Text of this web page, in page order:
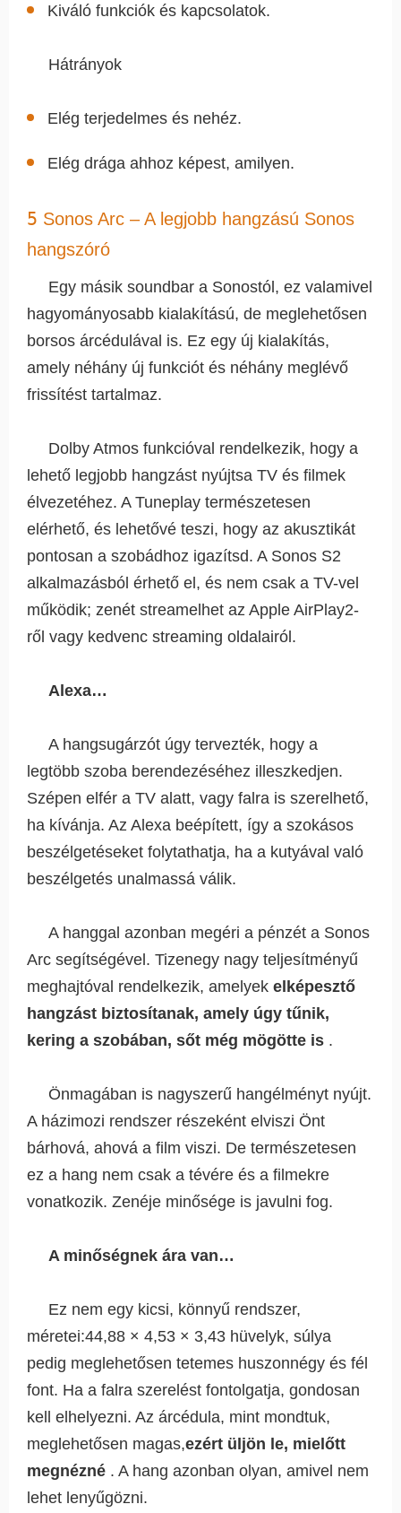
Kiváló funkciók és kapcsolatok.
Hátrányok
Elég terjedelmes és nehéz.
Elég drága ahhoz képest, amilyen.
5 Sonos Arc – A legjobb hangzású Sonos
hangszóró
Egy másik soundbar a Sonostól, ez valamivel
hagyományosabb kialakítású, de meglehetősen
borsos árcédulával is. Ez egy új kialakítás,
amely néhány új funkciót és néhány meglévő
frissítést tartalmaz.
Dolby Atmos funkcióval rendelkezik, hogy a
lehető legjobb hangzást nyújtsa TV és filmek
élvezetéhez. A Tuneplay természetesen
elérhető, és lehetővé teszi, hogy az akusztikát
pontosan a szobádhoz igazítsd. A Sonos S2
alkalmazásból érhető el, és nem csak a TV-vel
működik; zenét streamelhet az Apple AirPlay2-
ről vagy kedvenc streaming oldalairól.
Alexa…
A hangsugárzót úgy tervezték, hogy a
legtöbb szoba berendezéséhez illeszkedjen.
Szépen elfér a TV alatt, vagy falra is szerelhető,
ha kívánja. Az Alexa beépített, így a szokásos
beszélgetéseket folytathatja, ha a kutyával való
beszélgetés unalmassá válik.
A hanggal azonban megéri a pénzét a Sonos
Arc segítségével. Tizenegy nagy teljesítményű
meghajtóval rendelkezik, amelyek elképesztő
hangzást biztosítanak, amely úgy tűnik,
kering a szobában, sőt még mögötte is .
Önmagában is nagyszerű hangélményt nyújt.
A házimozi rendszer részeként elviszi Önt
bárhová, ahová a film viszi. De természetesen
ez a hang nem csak a tévére és a filmekre
vonatkozik. Zenéje minősége is javulni fog.
A minőségnek ára van…
Ez nem egy kicsi, könnyű rendszer,
méretei:44,88 × 4,53 × 3,43 hüvelyk, súlya
pedig meglehetősen tetemes huszonnégy és fél
font. Ha a falra szerelést fontolgatja, gondosan
kell elhelyezni. Az árcédula, mint mondtuk,
meglehetősen magas,ezért üljön le, mielőtt
megnézné . A hang azonban olyan, amivel nem
lehet lenyűgözni.